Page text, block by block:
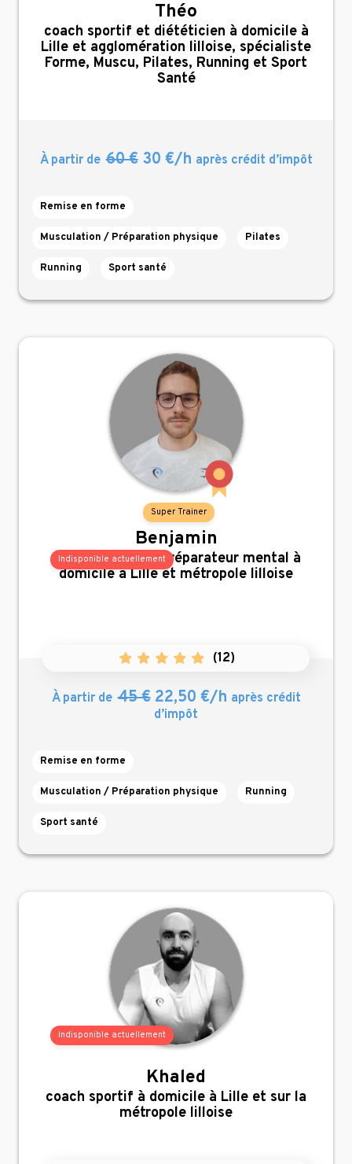
Théo
,
coach sportif et diététicien à domicile à
Lille et agglomération lilloise, spécialiste
Forme, Muscu, Pilates, Running et Sport
Santé
À partir de 60 €30 €/h après crédit d’impôt
Remise en forme
Musculation / Préparation physique Pilates
Running Sport santé
Super Trainer
Indisponible actuellement
Benjamin
,coach sportif et préparateur mental à
domicile à Lille et métropole lilloise
(12)
À partir de 45 €22,50 €/h après crédit
d’impôt
Remise en forme
Musculation / Préparation physique Running
Sport santé
Indisponible actuellement
Khaled
,
coach sportif à domicile à Lille et sur la
métropole lilloise